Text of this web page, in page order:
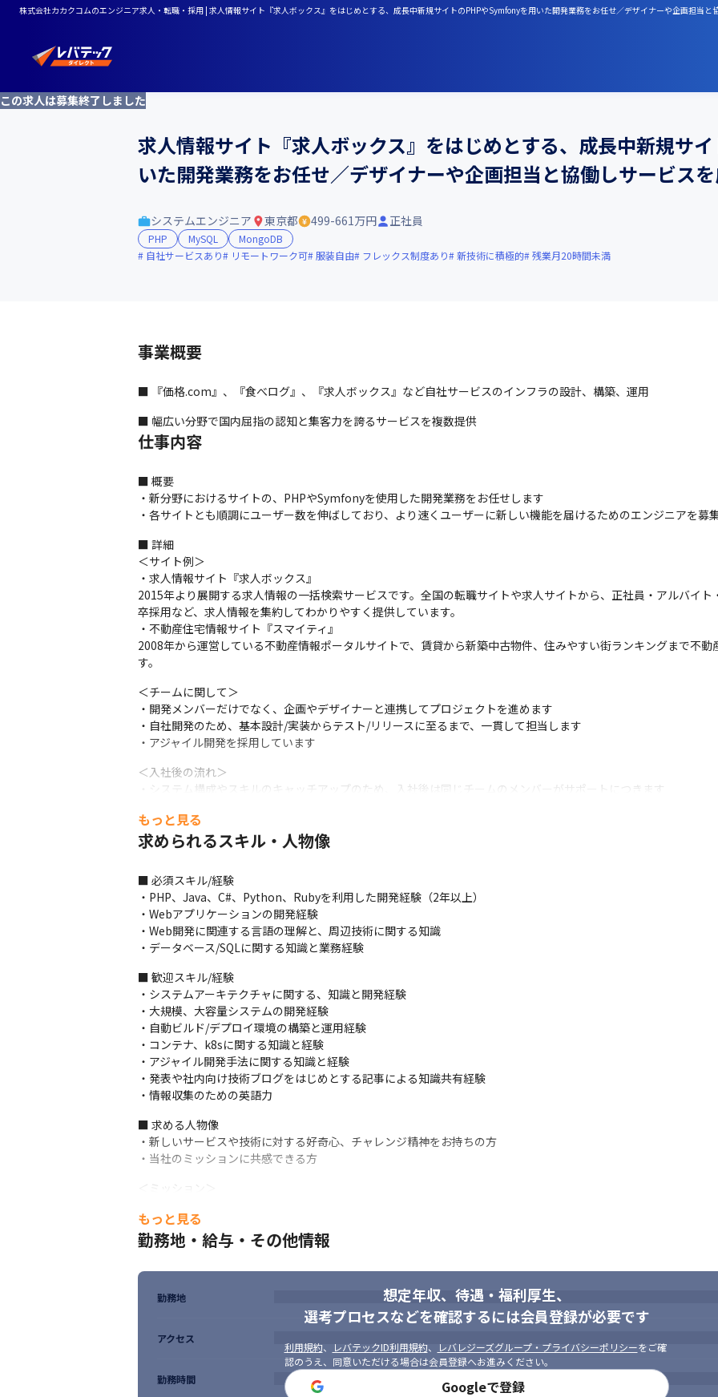
株式会社カカクコムのエンジニア求人・転職・採用 | 求人情報サイト『求人ボックス』をはじめとする、成長中新規サイトのPHPやSymfonyを用いた開発業務をお任せ／デザイナーや企画担当と
この求人は募集終了しました
求人情報サイト『求人ボックス』をはじめとする、成長中新規サ
いた開発業務をお任せ／デザイナーや企画担当と協働しサービス
システムエンジニア 東京都 499-661万円 正社員
PHP MySQL
MongoDB
自社サービスあり
リモートワーク可 服装自由 フレックス制度あり 新技術に積極的 残業月20時間未満
事業概要
■ 『価格.com』、『食べログ』、『求人ボックス』など自社サービスのインフラの設計、構築、運用
■ 幅広い分野で国内屈指の認知と集客力を誇るサービスを複数提供
仕事内容
■ 概要
・新分野におけるサイトの、PHPやSymfonyを使用した開発業務をお任せします
・各サイトとも順調にユーザー数を伸ばしており、より速くユーザーに新しい機能を届けるためのエンジニアを募
■ 詳細
＜サイト例＞
・求人情報サイト『求人ボックス』
2015年より展開する求人情報の一括検索サービスです。全国の転職サイトや求人サイトから、正社員・アルバイ
卒採用など、求人情報を集約してわかりやすく提供しています。
・不動産住宅情報サイト『スマイティ』
2008年から運営している不動産情報ポータルサイトで、賃貸から新築中古物件、住みやすい街ランキングまで不
す。
＜チームに関して＞
・開発メンバーだけでなく、企画やデザイナーと連携してプロジェクトを進めます
・自社開発のため、基本設計/実装からテスト/リリースに至るまで、一貫して担当します
・アジャイル開発を採用しています
＜入社後の流れ＞
・システム構成やスキルのキャッチアップのため、入社後は同じチームのメンバーがサポートにつきます
■ この仕事の面白み、魅力
・企業理念でもあるユーザ本位のサービス創りで生活者を豊かにすることの喜びを実感できます
・自分が携わったプロジェクトにおける取り組みの結果がサービスに反映されるのを、リアルタイムで見ることがで
・『価格.com』や『食べログ』といった大規模なWebサイト開発のノウハウやインフラ環境を活用しながら、新た
ることができます
・部署横断での勉強会やConfluenceでの技術共有など、エンジニア同士で技術力を高めることのできる環境が用意
・ビジネスロジック、サービスレベル、性能要件、品質要件、大容量データ操作や他システム連携など、広範囲に
国内最大級の自社サービスに携わることができます。 社員が「働く楽しさ」と「働きや
もっと見る
求められるスキル・人物像
■ 必須スキル/経験
・PHP、Java、C#、Python、Rubyを利用した開発経験（2年以上）
・Webアプリケーションの開発経験
・Web開発に関連する言語の理解と、周辺技術に関する知識
・データベース/SQLに関する知識と業務経験
■ 歓迎スキル/経験
・システムアーキテクチャに関する、知識と開発経験
・大規模、大容量システムの開発経験
・自動ビルド/デプロイ環境の構築と運用経験
・コンテナ、k8sに関する知識と経験
・アジャイル開発手法に関する知識と経験
・発表や社内向け技術ブログをはじめとする記事による知識共有経験
・情報収集のための英語力
■ 求める人物像
・新しいサービスや技術に対する好奇心、チャレンジ精神をお持ちの方
・当社のミッションに共感できる方
＜ミッション＞
「いつもの生活をインターネットでもっと素敵に」
もっと見る
勤務地・給与・その他情報
想定年収、待遇・福利厚生、
選考プロセスなどを確認するには会員登録が必要です
利用規約、 レバテックID利用規約、 レバレジーズグループ・プライバシーポリシーをご確
認のうえ、同意いただける場合は会員登録へお進みください。
Googleで登録
勤務地
アクセス
勤務時間